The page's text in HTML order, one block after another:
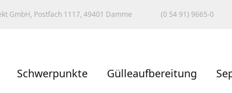
GmbH, Postfach 1117, 49401 Damme (0 54 91) 9665-0
Schwerpunkte Gülleaufbereitung